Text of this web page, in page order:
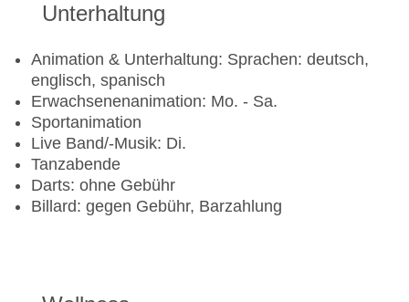
Unterhaltung
Animation & Unterhaltung: Sprachen: deutsch,
englisch, spanisch
Erwachsenenanimation: Mo. - Sa.
Sportanimation
Live Band/-Musik: Di.
Tanzabende
Darts: ohne Gebühr
Billard: gegen Gebühr, Barzahlung